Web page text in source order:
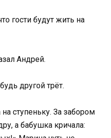
гости будут жить на
Андрей.
другой трёт.
ступеньку. За забором
а бабушка кричала: